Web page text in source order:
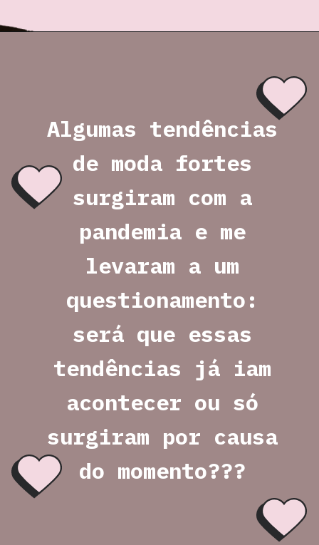
Algumas tendências
de moda fortes
surgiram com a
pandemia e me
levaram a um
questionamento:
será que essas
tendências já iam
acontecer ou só
surgiram por causa
do momento???